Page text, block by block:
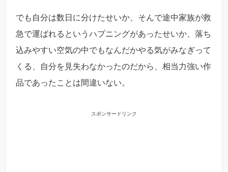
でも自分は数日に分けたせいか、そんで途中家族が救
急で運ばれるというハプニングがあったせいか、落ち
込みやすい空気の中でもなんだかやる気がみなぎって
くる、自分を見失わなかったのだから、相当力強い作
品であったことは間違いない。
スポンサードリンク